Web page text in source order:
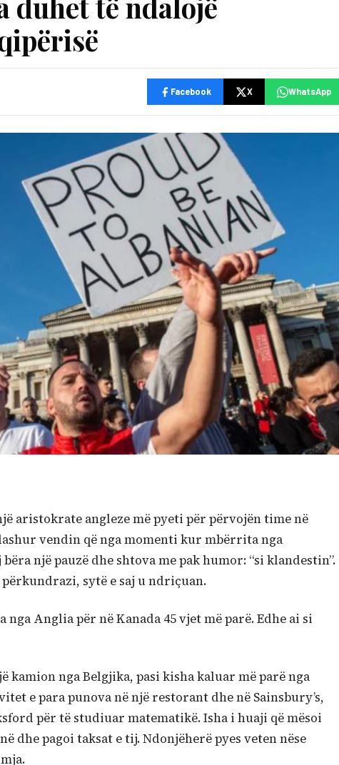
Facebook X WhatsApp
aristokrate angleze më pyeti për përvojën time në
vendin që nga momenti kur mbërrita nga
një pauzë dhe shtova me pak humor: “si klandestin”.
sytë e saj u ndriçuan.
Anglia për në Kanada 45 vjet më parë. Edhe ai si
nga Belgjika, pasi kisha kaluar më parë nga
e para punova në një restorant dhe në Sainsbury’s,
për të studiuar matematikë. Isha i huaji që mësoi
dhe pagoi taksat e tij. Ndonjëherë pyes veten nëse